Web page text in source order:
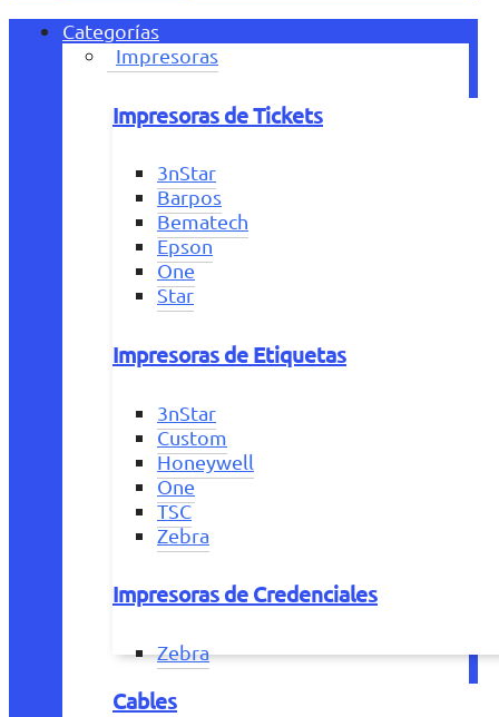
Categorías
Impresoras
Impresoras de Tickets
3nStar
Barpos
Bematech
Epson
One
Star
Impresoras de Etiquetas
3nStar
Custom
Honeywell
One
TSC
Zebra
Impresoras de Credenciales
Zebra
Cables